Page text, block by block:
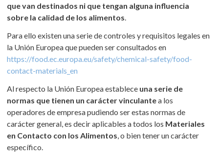
que van destinados ni que tengan alguna influencia
sobre la calidad de los alimentos.
Para ello existen una serie de controles y requisitos legales en
la Unión Europea que pueden ser consultados en
https://food.ec.europa.eu/safety/chemical-safety/food-
contact-materials_en
Al respecto la Unión Europea establece una serie de
normas que tienen un carácter vinculantea los
operadores de empresa pudiendo ser estas normas de
carácter general, es decir aplicables a todos los Materiales
en Contacto con los Alimentos, o bien tener un carácter
específico.